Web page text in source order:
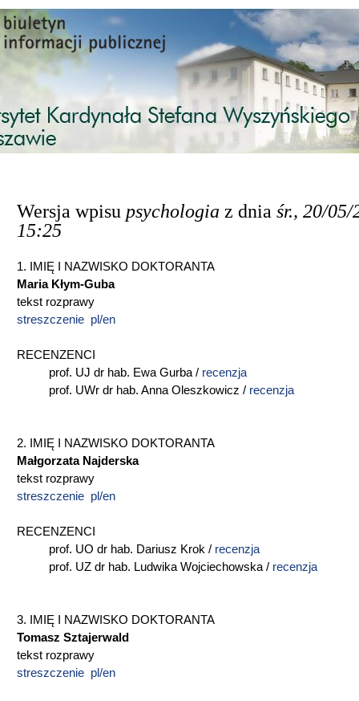
Przejdź do treści
Wersja wpisu psychologia z dnia śr., 20/05/
15:25
1. IMIĘ I NAZWISKO DOKTORANTA
Maria Kłym-Guba
tekst rozprawy
streszczenie pl/en
RECENZENCI
prof. UJ dr hab. Ewa Gurba / recenzja
prof. UWr dr hab. Anna Oleszkowicz / recenzja
2. IMIĘ I NAZWISKO DOKTORANTA
Małgorzata Najderska
tekst rozprawy
streszczenie pl/en
RECENZENCI
prof. UO dr hab. Dariusz Krok / recenzja
prof. UZ dr hab. Ludwika Wojciechowska / recenzja
3. IMIĘ I NAZWISKO DOKTORANTA
Tomasz Sztajerwald
tekst rozprawy
streszczenie pl/en